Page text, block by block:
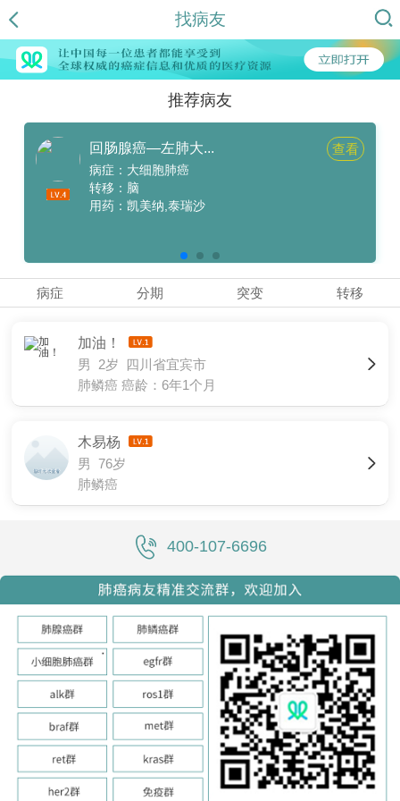
找病友
推荐病友
回肠腺癌—左肺大... 查看
病症：大细胞肺癌
转移：脑
用药：凯美纳,泰瑞沙
病症 分期 突变 转移
加油！
男 2岁 四川省宜宾市
肺鳞癌 癌龄：6年1个月
木易杨
男 76岁
肺鳞癌
400-107-6696